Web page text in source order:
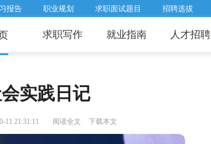
报告 职业规划 求职面试题目 招聘选拔
求职写作 就业指南 人才招聘
实践日记
11 21:31:11 阅读全文 下载本文